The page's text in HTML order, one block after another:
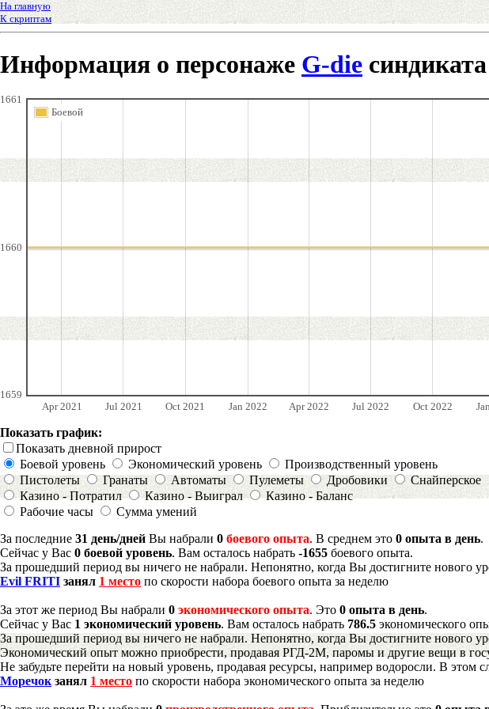
На главную
К скриптам
Информация о персонаже G-die
Apr 2021 Jul 2021 Oct 2021 Jan 2022 Apr 2022 Jul 2022 Oct 2022
1659
1660
1661
Боевой
Показать график:
Показать дневной прирост
Боевой уровень
Экономический уровень
Производственный уровень
Пистолеты
Гранаты Автоматы Пулеметы Дробовики
Снайперское
Казино - Потратил
Казино - Выиграл
Казино - Баланс
Рабочие часы
Сумма умений
За последние 31 день/дней Вы набрали 0 боевого опыта. В среднем это 0 опыта в день.
Сейчас у Вас 0 боевой уровень. Вам осталось набрать -1655 боевого опыта.
За прошедший период вы ничего не набрали. Непонятно, когда Вы достигните нового
Evil FRITI занял 1 место по скорости набора боевого опыта за неделю
За этот же период Вы набрали 0 экономического опыта. Это 0 опыта в день.
Сейчас у Вас 1 экономический уровень. Вам осталось набрать 786.5 экономического
За прошедший период вы ничего не набрали. Непонятно, когда Вы достигните нового
Экономический опыт можно приобрести, продавая РГД-2М, паромы и другие вещи в
Не забудьте перейти на новый уровень, продавая ресурсы, например водоросли. В этом
Моречок занял 1 место по скорости набора экономического опыта за неделю